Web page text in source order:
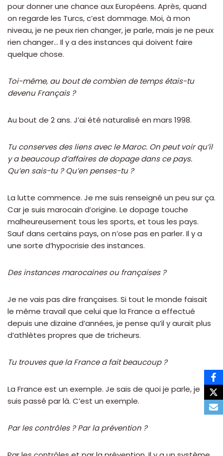
pour donner une chance aux Européens. Après, quand
on regarde les Turcs, c’est dommage. Moi, à mon
niveau, je ne peux rien changer, je parle, mais je ne peux
rien changer… Il y a des instances qui doivent faire
quelque chose.
Toi-même, au bout de combien de temps étais-tu
devenu Français ?
Au bout de 2 ans. J’ai été naturalisé en mars 1998.
Tu conserves des liens avec le Maroc. On peut voir qu’il
y a beaucoup d’affaires de dopage dans ce pays.
Qu’en sais-tu ? Qu’en penses-tu ?
La lutte commence. Je me suis renseigné un peu sur ça.
Car je suis marocain d’origine. Le dopage touche
malheureusement tous les sports, et tous les pays.
Sauf dans certains pays, on n’ose pas en parler. Il y a
une sorte d’hypocrisie des instances.
Des instances marocaines ou françaises ?
Je ne vais pas dire françaises. Si tout le monde faisait
le même travail que celui que la France a effectué
depuis une dizaine d’années, je pense qu’il y aurait plus
d’athlètes propres que de tricheurs.
Tu trouves que la France a fait beaucoup ?
La France est un exemple. Je sais de quoi je parle, je
suis passé par là. C’est un exemple.
Par les contrôles ? Par la prévention ?